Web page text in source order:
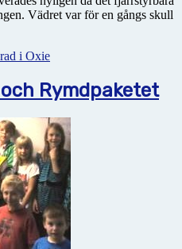
Vädret var för en gångs skull
i Oxie
Rymdpaketet